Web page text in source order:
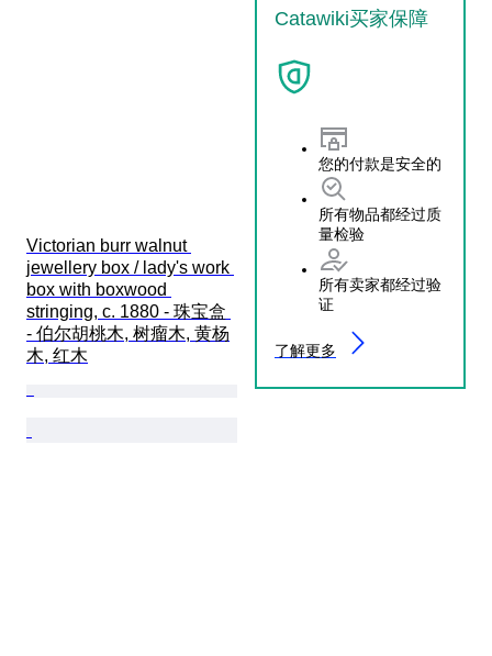
Catawiki买家保障
您的付款是安全的
所有物品都经过质
量检验
所有卖家都经过验
证
了解更多
Victorian burr walnut
jewellery box / lady's work
box with boxwood
stringing, c. 1880 - 珠宝盒
- 伯尔胡桃木, 树瘤木, 黄杨
木, 红木